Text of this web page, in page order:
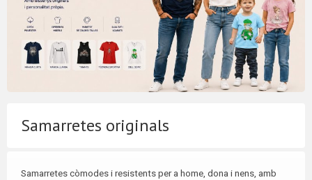
Samarretes originals
Samarretes còmodes i resistents per a home, dona i nens, amb